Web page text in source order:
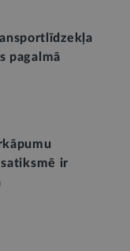
pagalmā
ir